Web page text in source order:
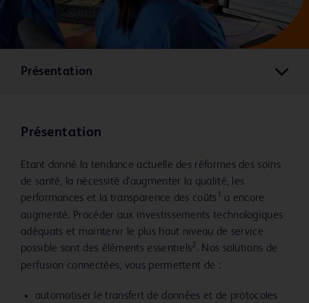
Présentation
Présentation
Etant donné la tendance actuelle des réformes des soins
de santé, la nécessité d'augmenter la qualité, les
performances et la transparence des coûts1
a encore
augmenté. Procéder aux investissements technologiques
adéquats et maintenir le plus haut niveau de service
possible sont des éléments essentiels2. Nos solutions de
perfusion connectées, vous permettent de :
automatiser le transfert de données et de protocoles